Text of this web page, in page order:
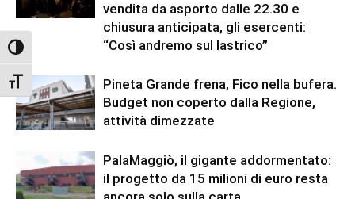
Attiva/disattiva alto contrasto
Attiva/disattiva dimensione testo
vendita da asporto dalle 22.30 e
chiusura anticipata, gli esercenti:
“Così andremo sul lastrico”
Pineta Grande frena, Fico nella bufera.
Budget non coperto dalla Regione,
attività dimezzate
PalaMaggiò, il gigante addormentato:
il progetto da 15 milioni di euro resta